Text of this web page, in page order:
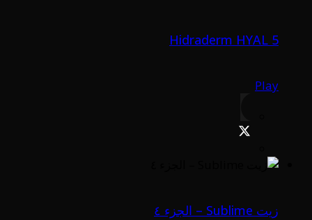
Hidraderm HYAL 5
Play
زيت Sublime – الجزء ٤